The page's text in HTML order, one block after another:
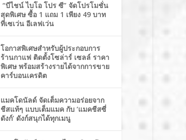
“บีไชน์ ไบโอ โปร ซี” จัดโปรโมชั่น
สุดพิเศษ ซื้อ 1 แถม 1 เพียง 49 บาท
ที่เซเว่น อีเลฟเว่น
โอกาสพิเศษสำหรับผู้ประกอบการ
ร้านกาแฟ ติดตั้งโซล่าร์ เซลล์ ราคา
พิเศษ พร้อมสร้างรายได้จากการขาย
คาร์บอนเครดิต
แมคโดนัลด์ จัดเต็มความอร่อยจาก
ชีสแท้ๆ แบบเต็มแมค กับ ‘แมคชีสซี่
ดังก์’ ดังก์สนุกได้ทุกเมนู